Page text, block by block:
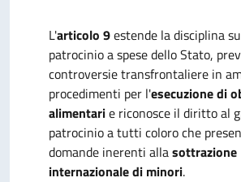
L'articolo 9estende la disciplina
patrocinio a spese dello Stato,
controversie transfrontaliere in
procedimenti per l'esecuzione di
alimentarie riconosce il diritto al
patrocinio a tutti coloro che
domande inerenti allasottrazione
internazionale di minori.